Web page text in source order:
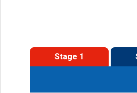
Stage 1